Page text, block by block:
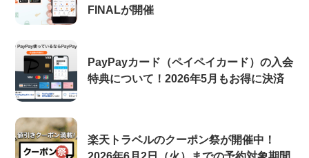
FINALが開催
PayPayカード（ペイペイカード）の入会
特典について！2026年5月もお得に決済
楽天トラベルのクーポン祭が開催中！